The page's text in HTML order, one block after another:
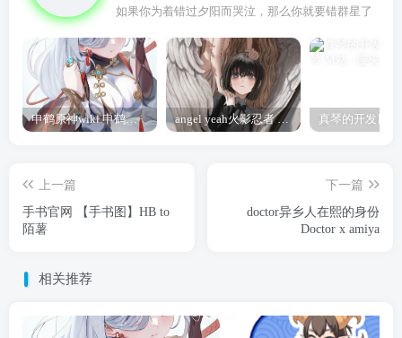
如果你为着错过夕阳而哭泣，那么你就要错群星了
申鹤原神wiki 申鹤诞辰祭 angel yeah火影忍者 Angel
上一篇
手书官网 【手书图】HB to
陌薯
下一篇
doctor异乡人在熙的身份
Doctor x amiya
相关推荐